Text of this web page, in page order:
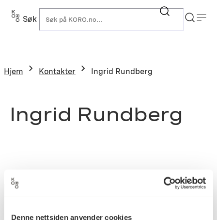
Denne nettsiden anvender cookies
Søk
Hjem Kontakter Ingrid Rundberg
Ingrid Rundberg